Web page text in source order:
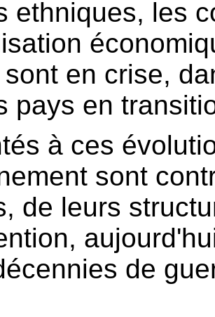
ethniques, les
en crise,
pays en
à ces
sont
de leurs
de